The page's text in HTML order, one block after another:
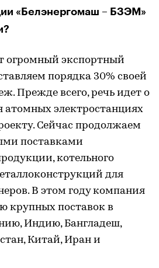
«Белэнергомаш – БЗЭМ»
огромный экспортный
порядка 30% своей
Прежде всего, речь идет о
атомных электростанциях
Сейчас продолжаем
поставками
котельного
для
В этом году компания
крупных поставок в
Индию, Бангладеш,
Китай, Иран и